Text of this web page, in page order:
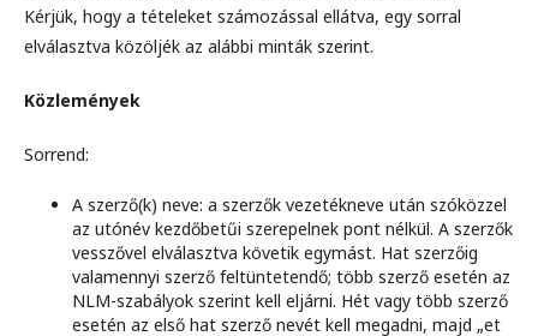
Kérjük, hogy a tételeket számozással ellátva, egy sorral
elválasztva közöljék az alábbi minták szerint.
Közlemények
Sorrend:
A szerző(k) neve: a szerzők vezetékneve után szóközzel
az utónév kezdőbetűi szerepelnek pont nélkül. A szerzők
vesszővel elválasztva követik egymást. Hat szerzőig
valamennyi szerző feltüntetendő; több szerző esetén az
NLM-szabályok szerint kell eljárni. Hét vagy több szerző
esetén az első hat szerző nevét kell megadni, majd „et